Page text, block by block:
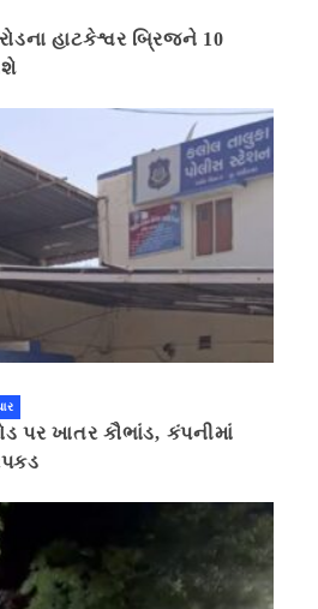
હાટકેશ્વર બ્રિજને 10
પર ખાતર કૌભાંડ, કંપનીમાં